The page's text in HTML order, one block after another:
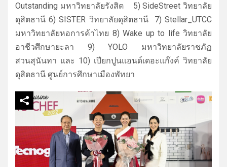
Outstanding มหาวิทยาลัยรังสิต 5) SideStreet วิทยาลัย
ดุสิตธานี 6) SISTER วิทยาลัยดุสิตธานี 7) Stellar_UTCC
มหาวิทยาลัยหอการค้าไทย 8) Wake up to life วิทยาลัย
อาชีวศึกษายะลา 9) YOLO มหาวิทยาลัยราชภัฏ
สวนสุนันทา และ 10) เปียกปูนแอนด์เดอะแก๊งค์ วิทยาลัย
ดุสิตธานี ศูนย์การศึกษาเมืองพัทยา